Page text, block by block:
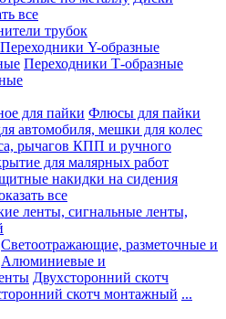
все
трубок
Переходники Y-образные
Переходники Т-образные
для пайки Флюсы для пайки
автомобиля, мешки для колес
рычагов КПП и ручного
для малярных работ
накидки на сидения
все
ленты, сигнальные ленты,
Светоотражающие, разметочные и
Алюминиевые и
Двухсторонний скотч
скотч монтажный ...